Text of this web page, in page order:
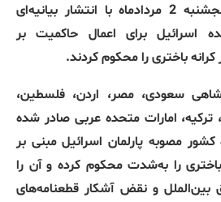
چند کشور عربی روز پنجشنبه 2 مردادماه با انتشار بیانیه‌ای
اسرائیل برای اعمال حاکمیت بر
باختری را محکوم کردند.
سعودی، مصر، اردن، فلسطین،
ترکیه، امارات متحده عربی صادر شده
مصوبه پارلمان اسرائیل مبنی بر
را به‌شدت محکوم کرده و آن را
بین‌الملل و نقض آشکار قطعنامه‌های